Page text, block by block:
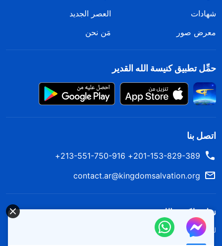
شهادات
العصر الجديد
معرض صور
مَن نحن
حمِّل تطبيق كنيسة الله القدير
اتصل بنا
201-153-829-389+ 213-551-750-916+
contact.ar@kingdomsalvation.org
نزل ملكوت الله.
لقد نزلت المملكة بالفعل إلى الأرض! هل تريد دخوله؟